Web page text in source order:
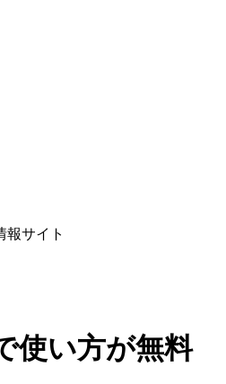
報サイト
使い方が無料